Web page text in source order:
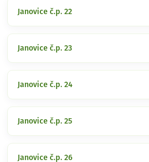
Janovice č.p. 22
Janovice č.p. 23
Janovice č.p. 24
Janovice č.p. 25
Janovice č.p. 26